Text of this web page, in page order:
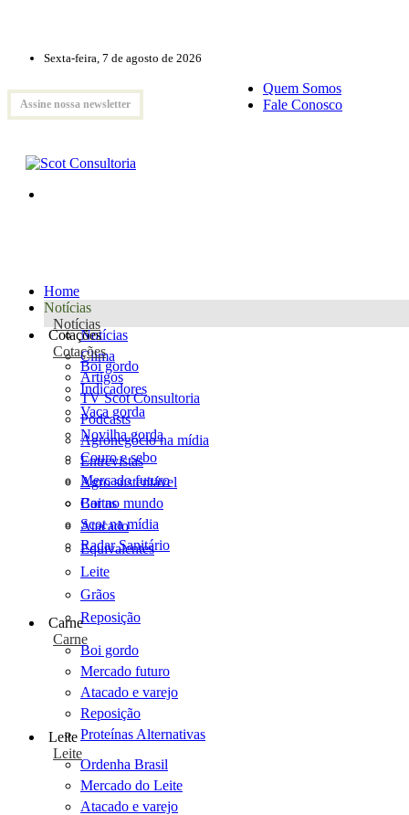
Sexta-feira, 7 de agosto de 2026
Assine nossa newsletter
Quem Somos
Fale Conosco
Home
Notícias
Notícias
Notícias
Clima
Artigos
TV Scot Consultoria
Podcasts
Agronegócio na mídia
Entrevistas
Agro sustentável
Cartas
Scot na mídia
Radar Sanitário
Cotações
Cotações
Boi gordo
Indicadores
Vaca gorda
Novilha gorda
Couro e sebo
Mercado futuro
Boi no mundo
Atacado
Equivalentes
Leite
Grãos
Reposição
Carne
Carne
Boi gordo
Mercado futuro
Atacado e varejo
Reposição
Proteínas Alternativas
Leite
Leite
Ordenha Brasil
Mercado do Leite
Atacado e varejo